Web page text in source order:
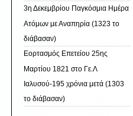
3η Δεκεμβρίου Παγκόσμια Ημέρα
Ατόμων με Αναπηρία (1323 το
διάβασαν)
Εορτασμός Επετείου 25ης
Μαρτίου 1821 στο Γε.Λ
Ιαλυσού-195 χρόνια μετά (1303
το διάβασαν)